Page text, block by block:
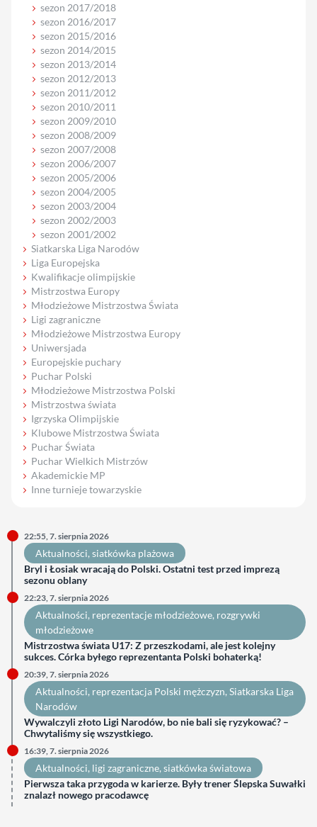
sezon 2017/2018
sezon 2016/2017
sezon 2015/2016
sezon 2014/2015
sezon 2013/2014
sezon 2012/2013
sezon 2011/2012
sezon 2010/2011
sezon 2009/2010
sezon 2008/2009
sezon 2007/2008
sezon 2006/2007
sezon 2005/2006
sezon 2004/2005
sezon 2003/2004
sezon 2002/2003
sezon 2001/2002
Siatkarska Liga Narodów
Liga Europejska
Kwalifikacje olimpijskie
Mistrzostwa Europy
Młodzieżowe Mistrzostwa Świata
Ligi zagraniczne
Młodzieżowe Mistrzostwa Europy
Uniwersjada
Europejskie puchary
Puchar Polski
Młodzieżowe Mistrzostwa Polski
Mistrzostwa świata
Igrzyska Olimpijskie
Klubowe Mistrzostwa Świata
Puchar Świata
Puchar Wielkich Mistrzów
Akademickie MP
Inne turnieje towarzyskie
22:55, 7. sierpnia 2026
Aktualności, siatkówka plażowa
Bryl i Łosiak wracają do Polski. Ostatni test przed imprezą
sezonu oblany
22:23, 7. sierpnia 2026
Aktualności, reprezentacje młodzieżowe, rozgrywki
młodzieżowe
Mistrzostwa świata U17: Z przeszkodami, ale jest kolejny
sukces. Córka byłego reprezentanta Polski bohaterką!
20:39, 7. sierpnia 2026
Aktualności, reprezentacja Polski mężczyzn, Siatkarska Liga
Narodów
Wywalczyli złoto Ligi Narodów, bo nie bali się ryzykować? –
Chwytaliśmy się wszystkiego.
16:39, 7. sierpnia 2026
Aktualności, ligi zagraniczne, siatkówka światowa
Pierwsza taka przygoda w karierze. Były trener Ślepska Suwałki
znalazł nowego pracodawcę